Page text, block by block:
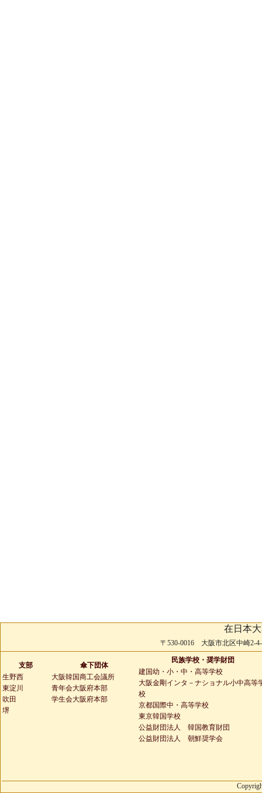
在日本
〒530-0016 大阪市北区中崎2-
支部
生野西
東淀川
吹田
堺
傘下団体
大阪韓国商工会議所
青年会大阪府本部
学生会大阪府本部
民族学校・奨学財団
建国幼・小・中・高等学校
大阪金剛インタ－ナショナル小中高等
校
京都国際中・高等学校
東京韓国学校
公益財団法人 韓国教育財団
公益財団法人 朝鮮奨学会